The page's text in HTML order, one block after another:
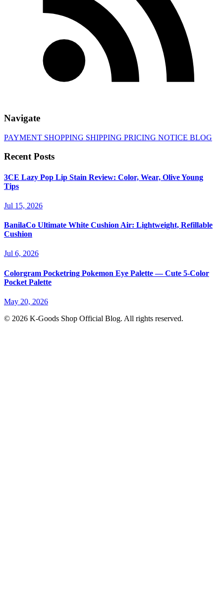
Navigate
PAYMENT SHOPPING SHIPPING PRICING NOTICE BLOG
Recent Posts
3CE Lazy Pop Lip Stain Review: Color, Wear, Olive Young
Tips
Jul 15, 2026
BanilaCo Ultimate White Cushion Air: Lightweight, Refillable
Cushion
Jul 6, 2026
Colorgram Pocketring Pokemon Eye Palette — Cute 5-Color
Pocket Palette
May 20, 2026
© 2026 K-Goods Shop Official Blog. All rights reserved.